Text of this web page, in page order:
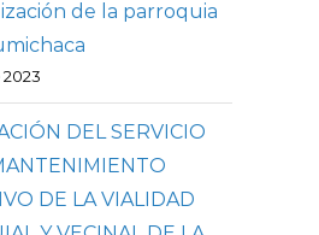
de la parroquia
DEL SERVICIO
DE LA VIALIDAD